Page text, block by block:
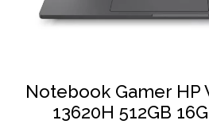
Notebook Gamer HP
13620H 512GB